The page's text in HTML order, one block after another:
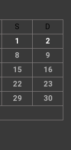
S
D
1
2
8
9
15
16
22
23
29
30